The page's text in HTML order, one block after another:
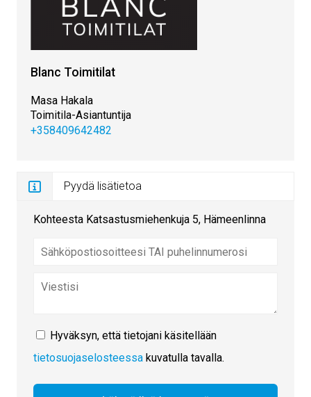
Blanc Toimitilat
Masa Hakala
Toimitila-Asiantuntija
+358409642482
Pyydä lisätietoa
Kohteesta Katsastusmiehenkuja 5, Hämeenlinna
Hyväksyn, että tietojani käsitellään
tietosuojaselosteessa kuvatulla tavalla.